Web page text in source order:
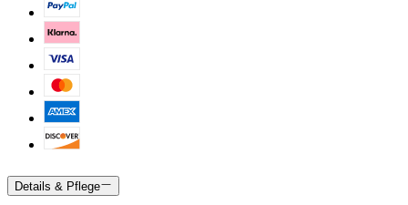
Details & Pflege